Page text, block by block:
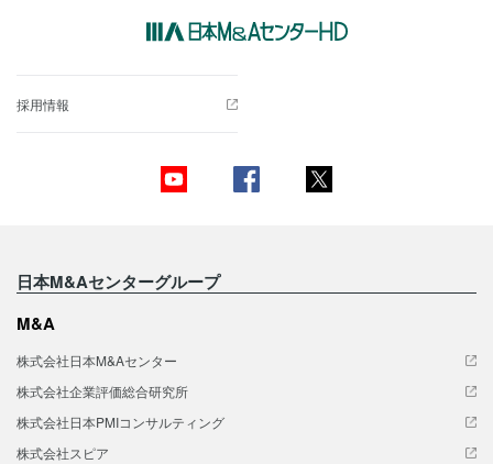
採用情報
日本M&Aセンターグループ
M&A
株式会社日本M&Aセンター
株式会社企業評価総合研究所
株式会社日本PMIコンサルティング
株式会社スピア